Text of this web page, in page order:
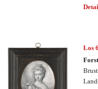
Los